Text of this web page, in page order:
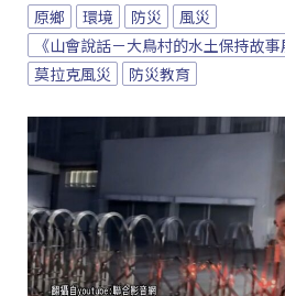
原鄉 環境 防災
風災
《山會說話－大鳥村的水土保持故事
莫拉克風災
防災教育